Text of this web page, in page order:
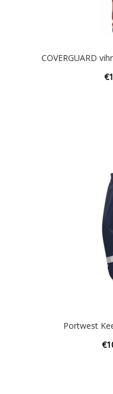
COVERGUARD
€
Portwest
€